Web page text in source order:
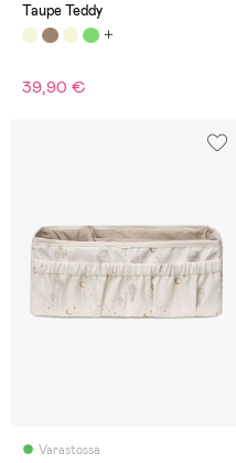
Taupe Teddy
39,90 €
Varastossa